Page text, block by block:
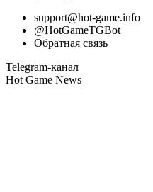
support@hot-game.info
@HotGameTGBot
Обратная связь
Telegram-канал
Hot Game News